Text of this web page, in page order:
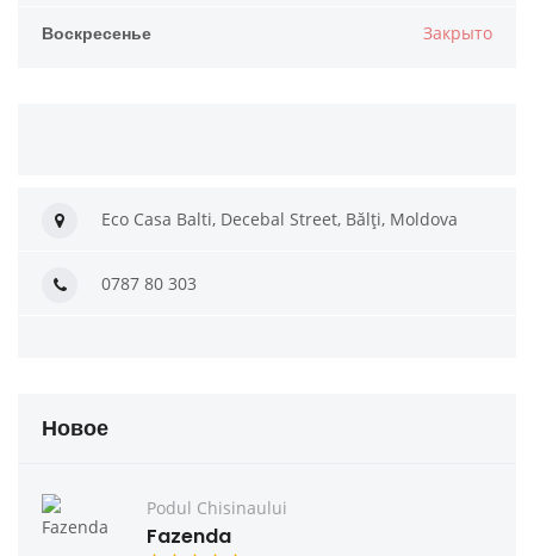
Воскресенье Закрыто
Eco Casa Balti, Decebal Street, Bălți, Moldova
0787 80 303
Новое
Podul Chisinaului
Fazenda